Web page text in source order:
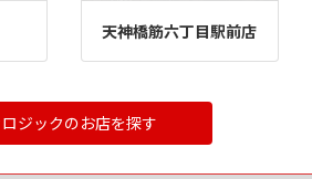
天神橋筋六丁目駅前店
ジックのお店を探す